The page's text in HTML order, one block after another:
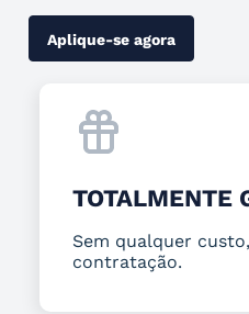
Aplique-se agora
TOTALMENTE
Sem qualquer
contratação.